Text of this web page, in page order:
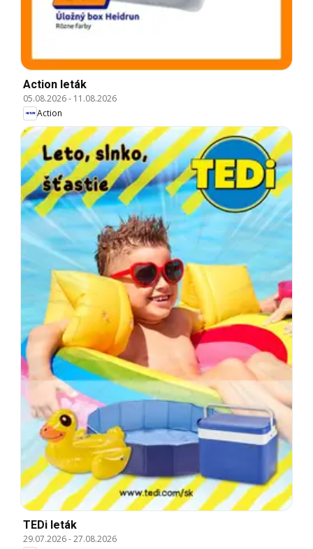
Action leták
05.08.2026- 11.08.2026
Action
TEDi leták
29.07.2026-27.08.2026